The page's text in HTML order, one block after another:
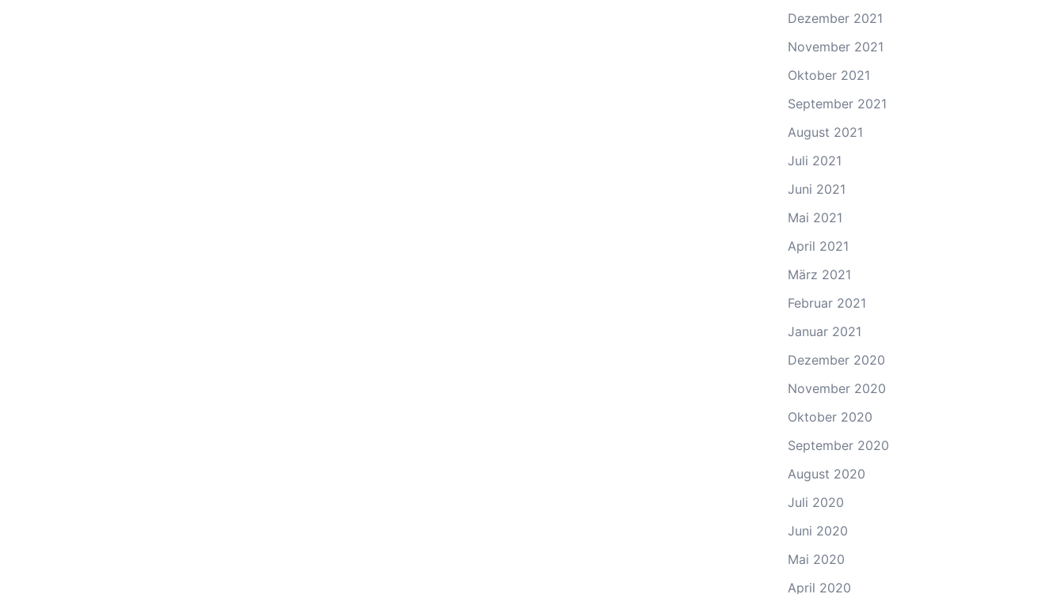
Dezember 2021
November 2021
Oktober 2021
September 2021
August 2021
Juli 2021
Juni 2021
Mai 2021
April 2021
März 2021
Februar 2021
Januar 2021
Dezember 2020
November 2020
Oktober 2020
September 2020
August 2020
Juli 2020
Juni 2020
Mai 2020
April 2020